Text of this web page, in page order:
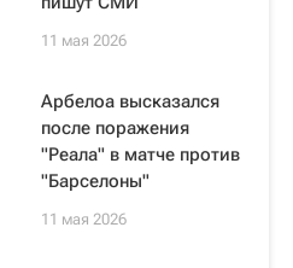
11 мая 2026
Арбелоа высказался
после поражения
"Реала" в матче против
"Барселоны"
11 мая 2026